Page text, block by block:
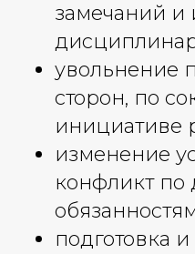
замечаний и
увольнение
сторон, по
инициативе
изменение
конфликт
подготовка